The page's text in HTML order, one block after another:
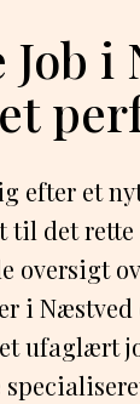
Job i
efter et
til det
oversigt
i Næstved
ufaglært